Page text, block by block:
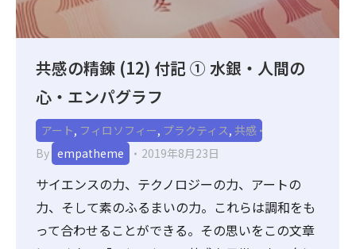
共感の精錬 (12) 付記 ① 水銀・人間の
心・エンパグラフ
アート, フィロソフィー, プラクティス, 共感
By empatheme 2019年8月23日
サイエンスの力、テクノロジーの力、アートの
力、そして素のふるまいの力。これらは調和をも
って合わせることができる。その思いをこの文章